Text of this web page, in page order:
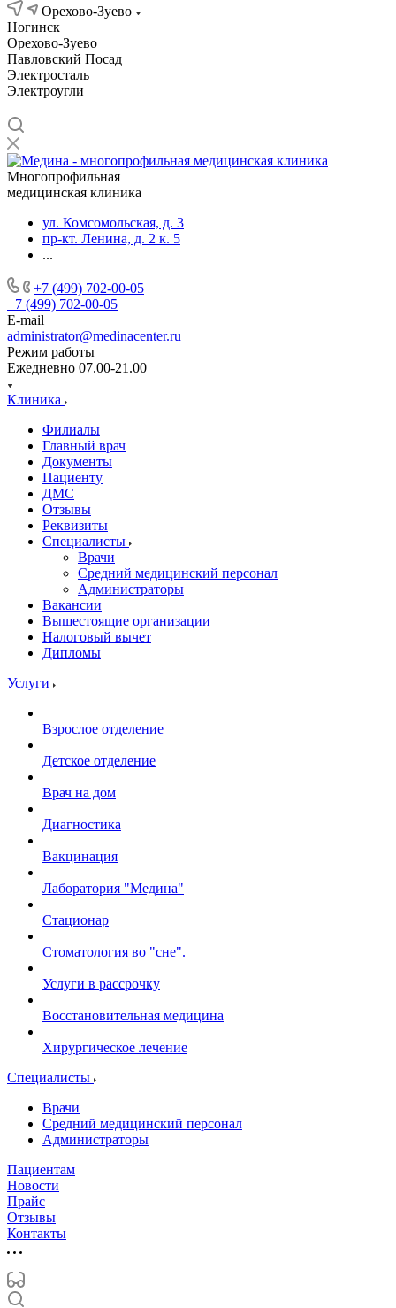
Орехово-Зуево
Ногинск
Орехово-Зуево
Павловский Посад
Электросталь
Электроугли
Многопрофильная
медицинская клиника
ул. Комсомольская, д. 3
пр-кт. Ленина, д. 2 к. 5
...
+7 (499) 702-00-05
+7 (499) 702-00-05
E-mail
administrator@medinacenter.ru
Режим работы
Ежедневно 07.00-21.00
Клиника
Филиалы
Главный врач
Документы
Пациенту
ДМС
Отзывы
Реквизиты
Специалисты
Врачи
Средний медицинский персонал
Администраторы
Вакансии
Вышестоящие организации
Налоговый вычет
Дипломы
Услуги
Взрослое отделение
Детское отделение
Врач на дом
Диагностика
Вакцинация
Лаборатория "Медина"
Стационар
Стоматология во "сне".
Услуги в рассрочку
Восстановительная медицина
Хирургическое лечение
Специалисты
Врачи
Средний медицинский персонал
Администраторы
Пациентам
Новости
Прайс
Отзывы
Контакты